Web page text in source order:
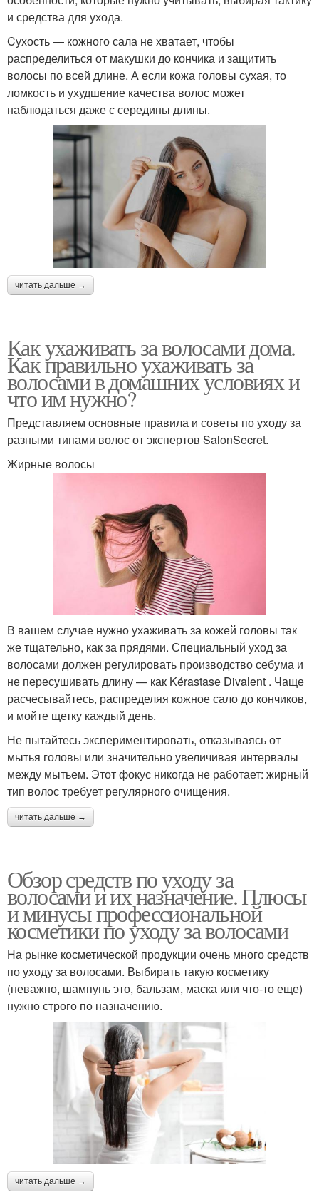
и средства для ухода.
Cухость — кожного сала не хватает, чтобы
распределиться от макушки до кончика и защитить
волосы по всей длине. А если кожа головы сухая, то
ломкость и ухудшение качества волос может
наблюдаться даже с середины длины.
читать дальше →
Как ухаживать за волосами дома.
Как правильно ухаживать за
волосами в домашних условиях и
что им нужно?
Представляем основные правила и советы по уходу за
разными типами волос от экспертов SalonSecret.
Жирные волосы
В вашем случае нужно ухаживать за кожей головы так
же тщательно, как за прядями. Специальный уход за
волосами должен регулировать производство себума и
не пересушивать длину — как Kérastase Divalent . Чаще
расчесывайтесь, распределяя кожное сало до кончиков,
и мойте щетку каждый день.
Не пытайтесь экспериментировать, отказываясь от
мытья головы или значительно увеличивая интервалы
между мытьем. Этот фокус никогда не работает: жирный
тип волос требует регулярного очищения.
читать дальше →
Обзор средств по уходу за
волосами и их назначение. Плюсы
и минусы профессиональной
косметики по уходу за волосами
На рынке косметической продукции очень много средств
по уходу за волосами. Выбирать такую косметику
(неважно, шампунь это, бальзам, маска или что-то еще)
нужно строго по назначению.
читать дальше →